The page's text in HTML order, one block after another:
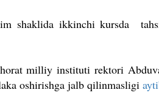
shaklida ikkinchi kursda
milliy instituti rektori
oshirishga jalb qilinmasligi